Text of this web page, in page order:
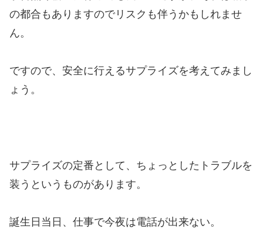
の都合もありますのでリスクも伴うかもしれませ
ん。
ですので、安全に行えるサプライズを考えてみまし
ょう。
サプライズの定番として、ちょっとしたトラブルを
装うというものがあります。
誕生日当日、仕事で今夜は電話が出来ない。